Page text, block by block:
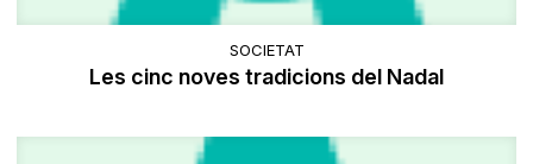
SOCIETAT
Les cinc noves tradicions del Nadal